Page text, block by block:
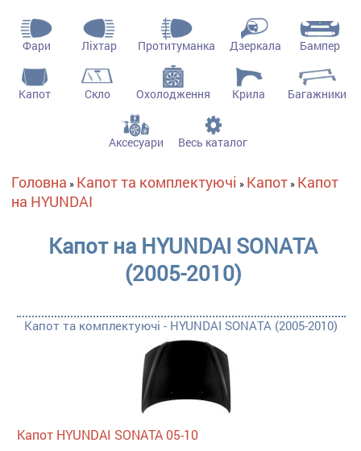
Фари Ліхтар Протитуманка Дзеркала Бампер
Капот Скло Охолодження Крила Багажники
Аксесуари Весь каталог
Ви є тут
Головна » Капот та комплектуючі » Капот» Капот
на HYUNDAI
Капот на HYUNDAI SONATA
(2005-2010)
Капот та комплектуючі - HYUNDAI SONATA (2005-2010)
Капот HYUNDAI SONATA 05-10